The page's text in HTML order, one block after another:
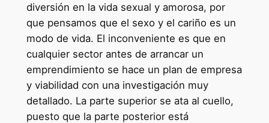
diversión en la vida sexual y amorosa, por
que pensamos que el sexo y el cariño es un
modo de vida. El inconveniente es que en
cualquier sector antes de arrancar un
emprendimiento se hace un plan de empresa
y viabilidad con una investigación muy
detallado. La parte superior se ata al cuello,
puesto que la parte posterior está